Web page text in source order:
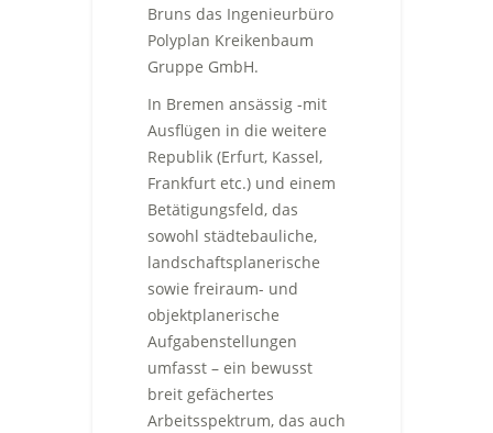
Bruns das Ingenieurbüro
Polyplan Kreikenbaum
Gruppe GmbH.
In Bremen ansässig -mit
Ausflügen in die weitere
Republik (Erfurt, Kassel,
Frankfurt etc.) und einem
Betätigungsfeld, das
sowohl städtebauliche,
landschaftsplanerische
sowie freiraum- und
objektplanerische
Aufgabenstellungen
umfasst – ein bewusst
breit gefächertes
Arbeitsspektrum, das auch